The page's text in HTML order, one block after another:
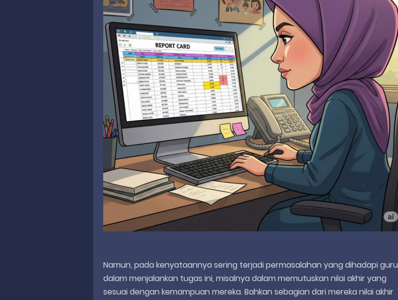
Namun, pada kenyataannya sering terjadi permasalahan yang dihadapi guru
dalam menjalankan tugas ini, misalnya dalam memutuskan nilai akhir yang
sesuai dengan kemampuan mereka. Bahkan sebagian dari mereka nilai akhir